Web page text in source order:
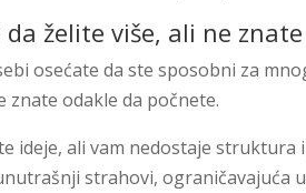
da želite više, ali ne
osećate da ste sposobni za
znate odakle da počnete.
ideje, ali vam nedostaje
strahovi, ograničavajuća